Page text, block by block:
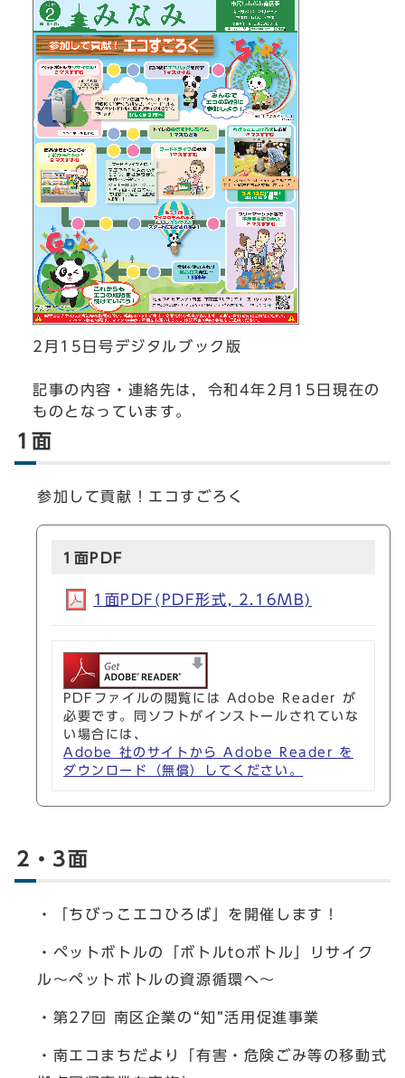
2月15日号デジタルブック版
記事の内容・連絡先は，令和4年2月15日現在の
ものとなっています。
1面
参加して貢献！エコすごろく
1面PDF
1面PDF(PDF形式, 2.16MB)
PDFファイルの閲覧には Adobe Reader が
必要です。同ソフトがインストールされていな
い場合には、
Adobe 社のサイトから Adobe Reader を
ダウンロード（無償）してください。
2・3面
・「ちびっこエコひろば」を開催します！
・ペットボトルの「ボトルtoボトル」リサイク
ル〜ペットボトルの資源循環へ〜
・第27回 南区企業の“知”活用促進事業
・南エコまちだより「有害・危険ごみ等の移動式